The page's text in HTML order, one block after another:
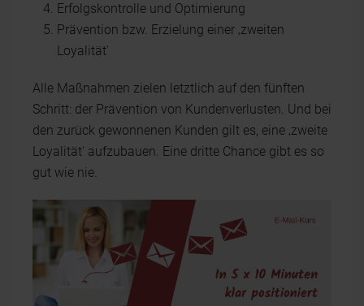
Erfolgskontrolle und Optimierung
Prävention bzw. Erzielung einer ‚zweiten
Loyalität'
Alle Maßnahmen zielen letztlich auf den fünften
Schritt: der Prävention von Kundenverlusten. Und bei
den zurück gewonnenen Kunden gilt es, eine ‚zweite
Loyalität' aufzubauen. Eine dritte Chance gibt es so
gut wie nie.